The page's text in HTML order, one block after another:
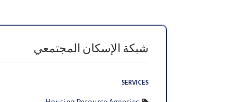
شبكة الإسكان المجتمعي
SERVICES